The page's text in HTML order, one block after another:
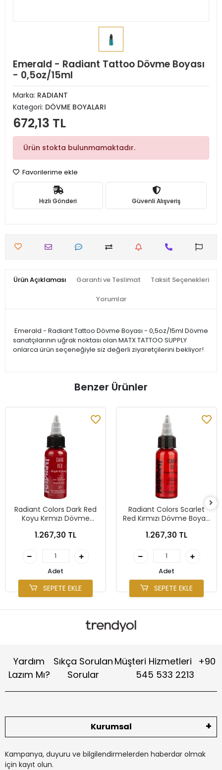
Emerald - Radiant Tattoo Dövme Boyası
- 0,5oz/15ml
Marka: RADIANT
Kategori: DÖVME BOYALARI
672,13 TL
Ürün stokta bulunmamaktadır.
Favorilerime ekle
Hızlı Gönderi Güvenli Alışveriş
Ürün Açıklaması Garanti ve Teslimat Taksit Seçenekleri
Yorumlar
Emerald - Radiant Tattoo Dövme Boyası - 0,5oz/15ml Dövme
sanatçılarının uğrak noktası olan MATX TATTOO SUPPLY
onlarca ürün seçeneğiyle siz değerli ziyaretçilerini bekliyor!
Benzer Ürünler
Radiant Colors Dark Red
Koyu Kırmızı Dövme
1.267,30 TL
Adet
SEPETE EKLE
Radiant Colors Scarlet
Red Kırmızı Dövme Boyası
1.267,30 TL
Adet
SEPETE EKLE
Yardım
Lazım Mı?
Sıkça Sorulan
Sorular
Müşteri Hizmetleri
+90
545 533 2213
Kurumsal
Kampanya, duyuru ve bilgilendirmelerden haberdar olmak
için kayıt olun.